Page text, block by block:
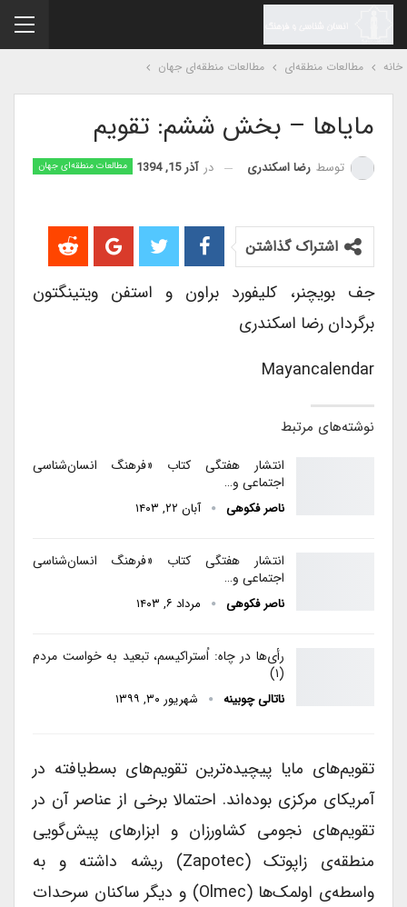
مطالعات منطقه‌ای مطالعات منطقه‌ای جهان
مایاها – بخش ششم: تقویم
مطالعات منطقه‌ای جهان توسطرضا اسکندری درآذر 15, 1394
اشتراک گذاشتن
جف بویچنر، کلیفورد براون و استفن ویتینگتون
برگردان رضا اسکندری
Mayancalendar
نوشته‌های مرتبط
انتشار هفتگی کتاب «فرهنگ انسان‌شناسی
اجتماعی و…
ناصر فکوهی آبان ۲۲, ۱۴۰۳
انتشار هفتگی کتاب «فرهنگ انسان‌شناسی
اجتماعی و…
ناصر فکوهی مرداد ۶, ۱۴۰۳
رأی‌ها در چاه: اُستراکیسم، تبعید به خواست مردم
ناتالی چوبینه شهریور ۳۰, ۱۳۹۹
تقویم‌های مایا پیچیده‌ترین تقویم‌های بسط‌یافته در
آمریکای مرکزی بوده‌اند. احتمالا برخی از عناصر آن در
تقویم‌های نجومی کشاورزان و ابزارهای پیش‌گویی
منطقه‌ی زاپوتک (Zapotec) ریشه داشته و به
واسطه‌ی اولمک‌ها (Olmec) و دیگر ساکنان سرحدات